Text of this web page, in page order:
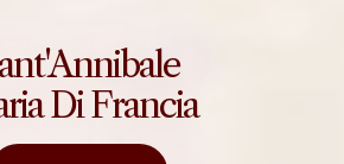
Di Francia